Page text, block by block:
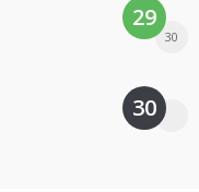
29
30
30